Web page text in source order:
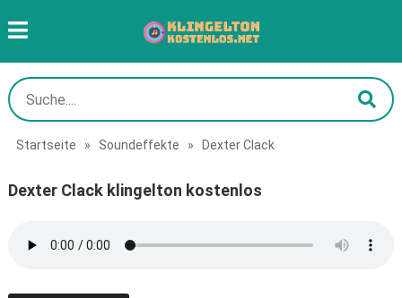
Startseite » Soundeffekte » Dexter Clack
Dexter Clack klingelton kostenlos